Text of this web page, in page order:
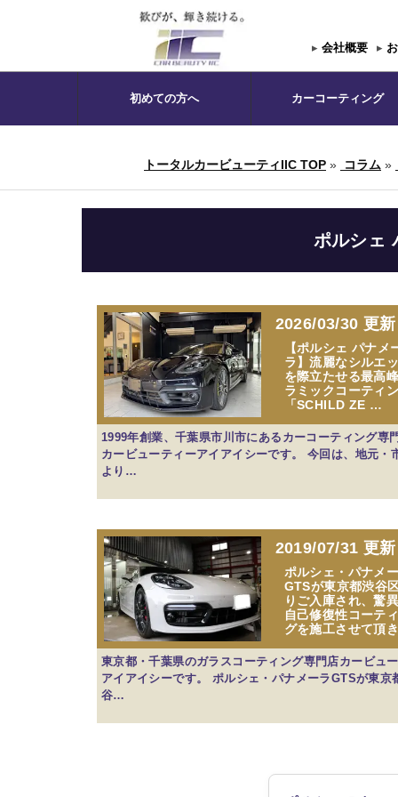
▸ 会社概要 ▸
初めての方へ カーコーティング
トータルカービューティIIC TOP » コラム »
ポルシェ
2026/03/30 更新
【ポルシェ パナメ
ラ】流麗なシルエ
を際立たせる最高
ラミックコーティ
「SCHILD ZE …
1999年創業、千葉県市川市にあるカーコーティング専
カービューティーアイアイシーです。 今回は、地元・
より…
2019/07/31 更新
ポルシェ・パナメ
GTSが東京都渋谷
りご入庫され、驚
自己修復性コーテ
グを施工させて頂
東京都・千葉県のガラスコーティング専門店カービュ
アイアイシーです。 ポルシェ・パナメーラGTSが東京
谷…